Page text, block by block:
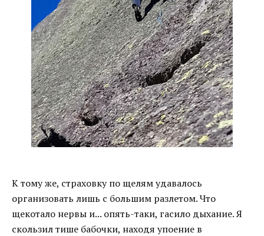
К тому же, страховку по щелям удавалось
организовать лишь с большим разлетом. Что
щекотало нервы и... опять-таки, гасило дыхание. Я
скользил тише бабочки, находя упоение в